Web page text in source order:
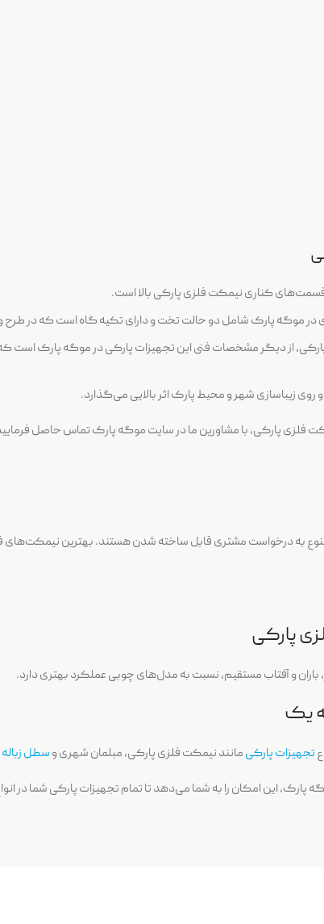
کناری نیمکت‌ فلزی پارکی بالا است.
در موگه پارک شامل دو حالت تخت و دارای تکیه گاه است که در طرح
از دیگر مشخصات فنی این تجهیزات پارکی در موگه پارک است
زیباسازی شهر و محیط پارک اثر بالایی می‌گذارد.
فلزی پارکی، با مشاورین ما در سایت موگه پارک تماس حاصل
به درخواست مشتری قابل ساخته شدن هستند. بهترین نیمکت‌های
پارکی
و آفتاب مستقیم، نسبت به مدل‌های چوبی عملکرد بهتری دارد.
یک
تجهیزات پارکیمانند نیمکت فلزی پارکی، مبلمان شهری وسطل
پارک، این امکان را به شما می‌دهد تا تمام تجهیزات پارکی شما